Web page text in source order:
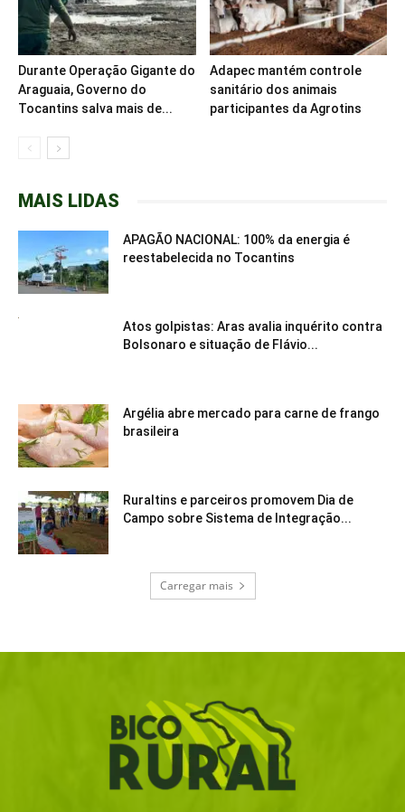
Durante Operação Gigante do
Araguaia, Governo do
Tocantins salva mais de...
Adapec mantém controle
sanitário dos animais
participantes da Agrotins
MAIS LIDAS
APAGÃO NACIONAL: 100% da energia é
reestabelecida no Tocantins
Atos golpistas: Aras avalia inquérito contra
Bolsonaro e situação de Flávio...
Argélia abre mercado para carne de frango
brasileira
Ruraltins e parceiros promovem Dia de
Campo sobre Sistema de Integração...
Carregar mais